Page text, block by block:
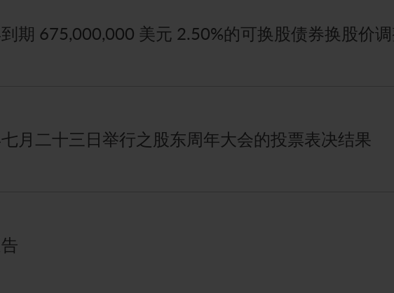
期 675,000,000 美元 2.50%的可换股债券换股价
月二十三日举行之股东周年大会的投票表决结果